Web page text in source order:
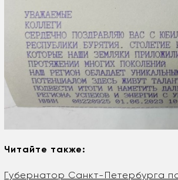
Читайте также:
Губернатор Санкт-Петербурга